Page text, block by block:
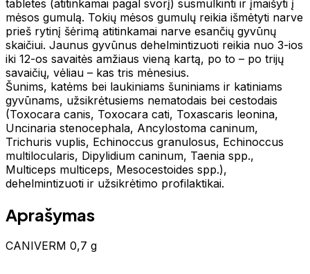
tabletes (atitinkamai pagal svorį) susmulkinti ir įmaišyti į
mėsos gumulą. Tokių mėsos gumulų reikia išmėtyti narve
prieš rytinį šėrimą atitinkamai narve esančių gyvūnų
skaičiui. Jaunus gyvūnus dehelmintizuoti reikia nuo 3-ios
iki 12-os savaitės amžiaus vieną kartą, po to – po trijų
savaičių, vėliau – kas tris mėnesius.
Šunims, katėms bei laukiniams šuniniams ir katiniams
gyvūnams, užsikrėtusiems nematodais bei cestodais
(Toxocara canis, Toxocara cati, Toxascaris leonina,
Uncinaria stenocephala, Ancylostoma caninum,
Trichuris vuplis, Echinoccus granulosus, Echinoccus
multilocularis, Dipylidium caninum, Taenia spp.,
Multiceps multiceps, Mesocestoides spp.),
dehelmintizuoti ir užsikrėtimo profilaktikai.
Aprašymas
CANIVERM 0,7 g